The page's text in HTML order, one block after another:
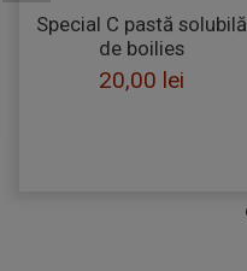
Special C pastă solubilă
de boilies
20,00 lei